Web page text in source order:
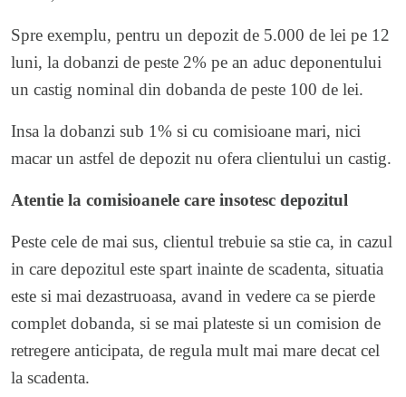
Spre exemplu, pentru un depozit de 5.000 de lei pe 12
luni, la dobanzi de peste 2% pe an aduc deponentului
un castig nominal din dobanda de peste 100 de lei.
Insa la dobanzi sub 1% si cu comisioane mari, nici
macar un astfel de depozit nu ofera clientului un castig.
Atentie la comisioanele care insotesc depozitul
Peste cele de mai sus, clientul trebuie sa stie ca, in cazul
in care depozitul este spart inainte de scadenta, situatia
este si mai dezastruoasa, avand in vedere ca se pierde
complet dobanda, si se mai plateste si un comision de
retregere anticipata, de regula mult mai mare decat cel
la scadenta.